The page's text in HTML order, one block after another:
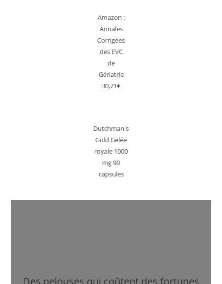
Amazon :
Annales
Corrigées
des EVC
de
Gériatrie
30,71€
Dutchman's
Gold Gelée
royale 1000
mg 90
capsules